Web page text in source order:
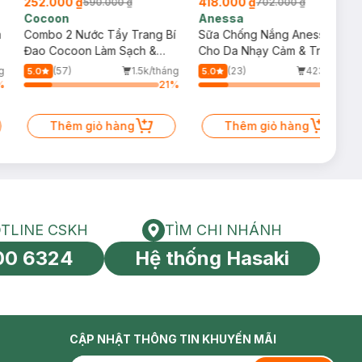
Cocoon
Combo 2 Nước Tẩy Trang Bí
Đao Cocoon Làm Sạch &
Giảm Dầu 500ml
5.0 (57)
1.5k/tháng
21%
Thêm giỏ hàng
Anessa
Sữa Chống Nắng Anessa
Cho Da Nhạy Cảm & Trẻ Em
60ml (Mới)
5.0 (23)
423/tháng
Thêm giỏ hàng
toàn cầu
HOTLINE CSKH
CSKH
6324
Tìm chi nhánh
TÌM CHI NHÁNH
Hệ thống Hasaki
CẬP NHẬT THÔNG TIN KHUYẾN MÃI